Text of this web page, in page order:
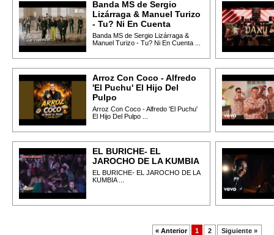
Banda MS de Sergio
Lizárraga & Manuel Turizo
- Tu? Ni En Cuenta
Banda MS de Sergio Lizárraga &
Manuel Turizo - Tu? Ni En Cuenta ...
Arroz Con Coco - Alfredo
'El Puchu' El Hijo Del
Pulpo
Arroz Con Coco - Alfredo 'El Puchu'
El Hijo Del Pulpo ...
EL BURICHE- EL
JAROCHO DE LA KUMBIA
EL BURICHE- EL JAROCHO DE LA
KUMBIA ...
« Anterior 1 2 Siguiente »